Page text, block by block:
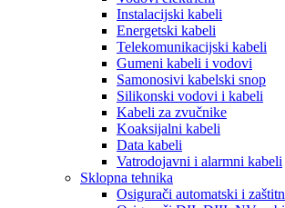
Instalacijski kabeli
Energetski kabeli
Telekomunikacijski kabeli
Gumeni kabeli i vodovi
Samonosivi kabelski snop
Silikonski vodovi i kabeli
Kabeli za zvučnike
Koaksijalni kabeli
Data kabeli
Vatrodojavni i alarmni kabeli
Sklopna tehnika
Osigurači automatski i